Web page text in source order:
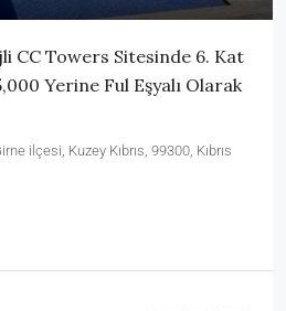
CC Towers Sitesinde 6. Kat
Yerine Ful Eşyalı Olarak
ilçesi, Kuzey Kıbrıs, 99300, Kıbrıs